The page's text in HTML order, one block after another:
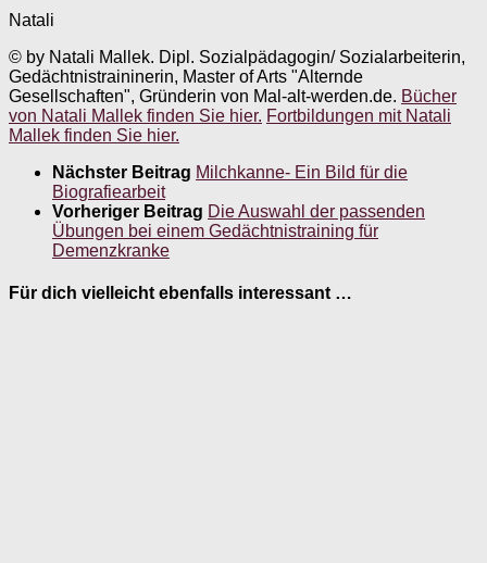
Natali
© by Natali Mallek. Dipl. Sozialpädagogin/ Sozialarbeiterin,
Gedächtnistraininerin, Master of Arts "Alternde
Gesellschaften", Gründerin von Mal-alt-werden.de. Bücher
von Natali Mallek finden Sie hier. Fortbildungen mit Natali
Mallek finden Sie hier.
Nächster Beitrag Milchkanne- Ein Bild für die
Biografiearbeit
Vorheriger Beitrag Die Auswahl der passenden
Übungen bei einem Gedächtnistraining für
Demenzkranke
Für dich vielleicht ebenfalls interessant …